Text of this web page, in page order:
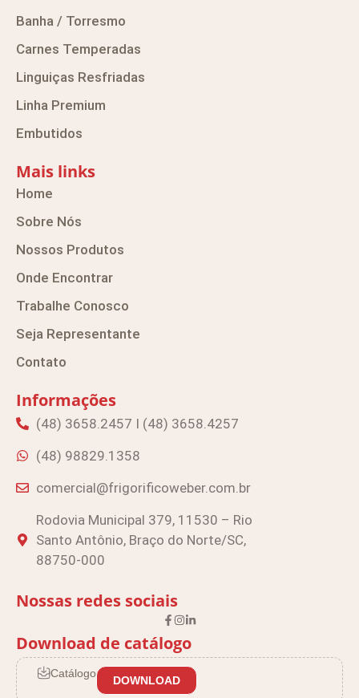
Banha / Torresmo
Carnes Temperadas
Linguiças Resfriadas
Linha Premium
Embutidos
Mais links
Home
Sobre Nós
Nossos Produtos
Onde Encontrar
Trabalhe Conosco
Seja Representante
Contato
Informações
(48) 3658.2457 I (48) 3658.4257
(48) 98829.1358
comercial@frigorificoweber.com.br
Rodovia Municipal 379, 11530 – Rio
Santo Antônio, Braço do Norte/SC,
88750-000
Nossas redes sociais
Download de catálogo
Catálogo
DOWNLOAD